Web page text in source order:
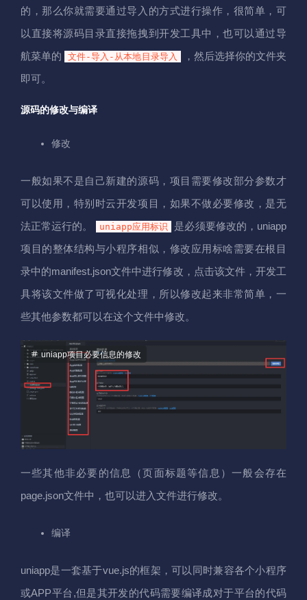
的，那么你就需要通过导入的方式进行操作，很简单，可
以直接将源码目录直接拖拽到开发工具中，也可以通过导
航菜单的
文件-导入-从本地目录导入
，然后选择你的文件夹
即可。
源码的修改与编译
修改
一般如果不是自己新建的源码，项目需要修改部分参数才
可以使用，特别时云开发项目，如果不做必要修改，是无
法正常运行的。
uniapp应用标识
是必须要修改的，uniapp
项目的整体结构与小程序相似，修改应用标啥需要在根目
录中的manifest.json文件中进行修改，点击该文件，开发工
具将该文件做了可视化处理，所以修改起来非常简单，一
些其他参数都可以在这个文件中修改。
uniapp项目必要信息的修改
一些其他非必要的信息（页面标题等信息）一般会存在
page.json文件中，也可以进入文件进行修改。
编译
uniapp是一套基于vue.js的框架，可以同时兼容各个小程序
或APP平台,但是其开发的代码需要编译成对于平台的代码